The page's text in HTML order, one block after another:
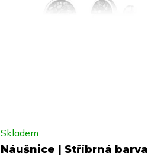
Náušnice | Stříbrná barva
Skladem